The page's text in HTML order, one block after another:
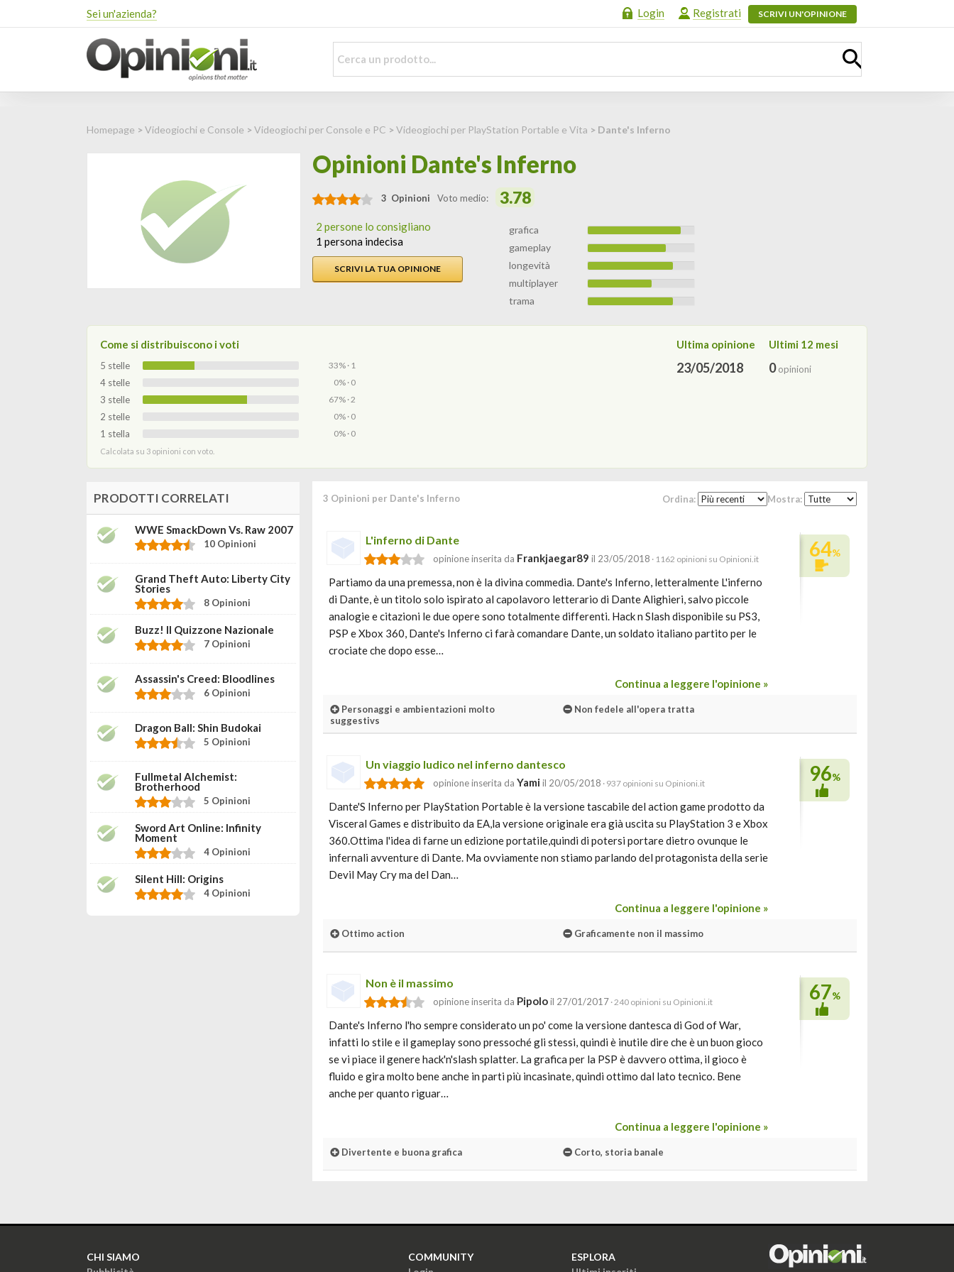
Sei un'azienda? Login Registrati SCRIVI UN'OPINIONE
Homepage >Videogiochi e Console >Videogiochi per Console e PC >Videogiochi per PlayStation Portable e Vita > Dante's Inferno
Opinioni Dante's Inferno
3 Opinioni Voto medio: 3.78
2 persone lo consigliano
1 persona indecisa
SCRIVI LA TUA OPINIONE
grafica
gameplay
longevità
multiplayer
trama
Come si distribuiscono i voti
5 stelle 33% · 1
4 stelle 0% · 0
3 stelle 67% · 2
2 stelle 0% · 0
1 stella 0% · 0
Calcolata su 3 opinioni con voto.
Ultima opinione
23/05/2018
Ultimi 12 mesi
0opinioni
3 Opinioni per Dante's Inferno Ordina: Mostra:
L'inferno di Dante
opinione inserita da Frankjaegar89 il 23/05/2018 · 1162 opinioni su Opinioni.it
Partiamo da una premessa, non è la divina commedia. Dante's Inferno, letteralmente L'inferno
di Dante, è un titolo solo ispirato al capolavoro letterario di Dante Alighieri, salvo piccole
analogie e citazioni le due opere sono totalmente differenti. Hack n Slash disponibile su PS3,
PSP e Xbox 360, Dante's Inferno ci farà comandare Dante, un soldato italiano partito per le
crociate che dopo esse…
Continua a leggere l'opinione »
64%
Personaggi e ambientazioni molto
suggestivs
Non fedele all'opera tratta
Un viaggio ludico nel inferno dantesco
opinione inserita da Yami il 20/05/2018 · 937 opinioni su Opinioni.it
Dante'S Inferno per PlayStation Portable è la versione tascabile del action game prodotto da
Visceral Games e distribuito da EA,la versione originale era già uscita su PlayStation 3 e Xbox
360.Ottima l'idea di farne un edizione portatile,quindi di potersi portare dietro ovunque le
infernali avventure di Dante. Ma ovviamente non stiamo parlando del protagonista della serie
Devil May Cry ma del Dan…
Continua a leggere l'opinione »
96%
Ottimo action Graficamente non il massimo
Non è il massimo
opinione inserita da Pipoloil 27/01/2017 · 240 opinioni su Opinioni.it
Dante's Inferno l'ho sempre considerato un po' come la versione dantesca di God of War,
infatti lo stile e il gameplay sono pressoché gli stessi, quindi è inutile dire che è un buon gioco
se vi piace il genere hack'n'slash splatter. La grafica per la PSP è davvero ottima, il gioco è
fluido e gira molto bene anche in parti più incasinate, quindi ottimo dal lato tecnico. Bene
anche per quanto riguar…
Continua a leggere l'opinione »
67%
Divertente e buona grafica Corto, storia banale
PRODOTTI CORRELATI
WWE SmackDown Vs. Raw 2007
10 Opinioni
Grand Theft Auto: Liberty City
Stories
8 Opinioni
Buzz! Il Quizzone Nazionale
7 Opinioni
Assassin's Creed: Bloodlines
6 Opinioni
Dragon Ball: Shin Budokai
5 Opinioni
Fullmetal Alchemist:
Brotherhood
5 Opinioni
Sword Art Online: Infinity
Moment
4 Opinioni
Silent Hill: Origins
4 Opinioni
CHI SIAMO
COMMUNITY
ESPLORA